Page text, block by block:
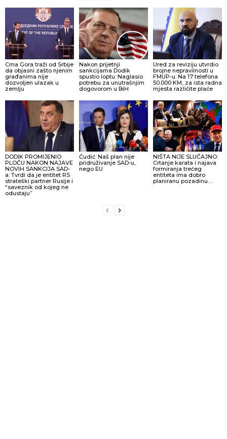
Crna Gora traži od Srbije
da objasni zašto njenim
građanima nije
dozvoljen ulazak u
zemlju
Nakon prijetnji
sankcijama Dodik
spustio loptu: Naglasio
potrebu za unutrašnjim
dogovorom u BiH
Ured za reviziju utvrdio
brojne nepravilnosti u
FMUP-u: Na 17 telefona
50.000 KM, za ista radna
mjesta različite plaće
DODIK PROMIJENIO
PLOČU NAKON NAJAVE
NOVIH SANKCIJA SAD-
a: Tvrdi da je entitet RS
strateški partner Rusije i
“saveznik od kojeg ne
odustaju”
Ćudić: Naš plan nije
pridruživanje SAD-u,
nego EU
NIŠTA NIJE SLUČAJNO:
Crtanje karata i najava
formiranja trećeg
entiteta ima dobro
planiranu pozadinu…